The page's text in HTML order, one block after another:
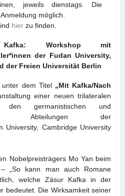
jeweils dienstags. Die
möglich.
hier zu finden.
Workshop mit
der Fudan University,
der Freien Universität Berlin
unter dem Titel„Mit Kafka/Nach
einer neuen trilateralen
den germanistischen und
Abteilungen der
University, Cambridge University
Nobelpreisträgers Mo Yan beim
„So kann man auch Romane
welche Zäsur Kafka in der
bedeutet. Die Wirksamkeit seiner